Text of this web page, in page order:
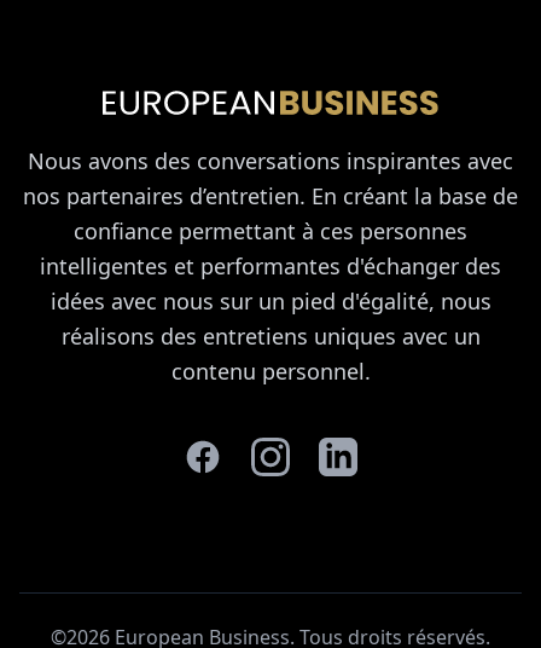
Nous avons des conversations inspirantes avec
nos partenaires d’entretien. En créant la base de
confiance permettant à ces personnes
intelligentes et performantes d'échanger des
idées avec nous sur un pied d'égalité, nous
réalisons des entretiens uniques avec un
contenu personnel.
©2026 European Business. Tous droits réservés.